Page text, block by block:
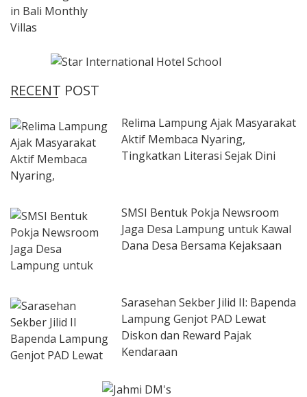
RECENT POST
Relima Lampung Ajak Masyarakat
Aktif Membaca Nyaring,
Tingkatkan Literasi Sejak Dini
SMSI Bentuk Pokja Newsroom
Jaga Desa Lampung untuk Kawal
Dana Desa Bersama Kejaksaan
Sarasehan Sekber Jilid II: Bapenda
Lampung Genjot PAD Lewat
Diskon dan Reward Pajak
Kendaraan